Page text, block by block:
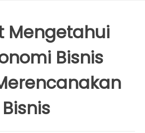
Mengetahui
Bisnis